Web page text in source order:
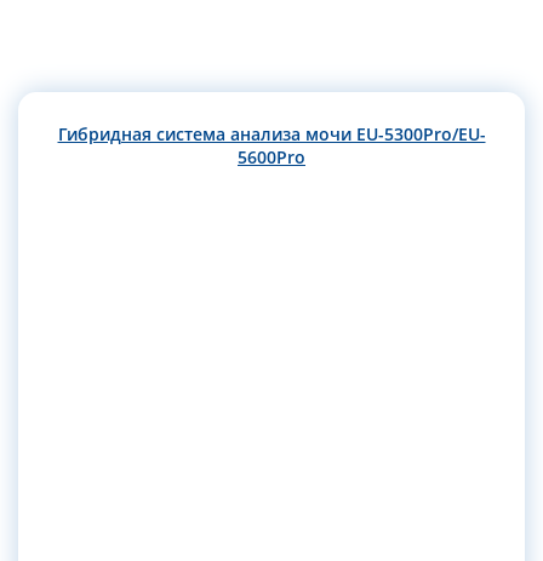
Гибридная система анализа мочи EU-5300Pro/EU-
5600Pro